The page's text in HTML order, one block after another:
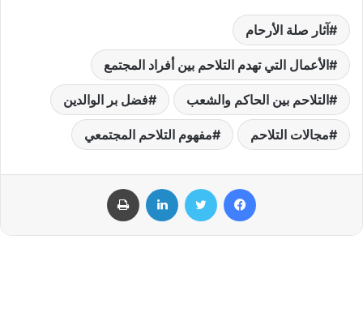
آثار صلة الأرحام
الأعمال التي تهدم التلاحم بين أفراد المجتمع
التلاحم بين الحاكم والشعب فضل بر الوالدين
مجالات التلاحم مفهوم التلاحم المجتمعي